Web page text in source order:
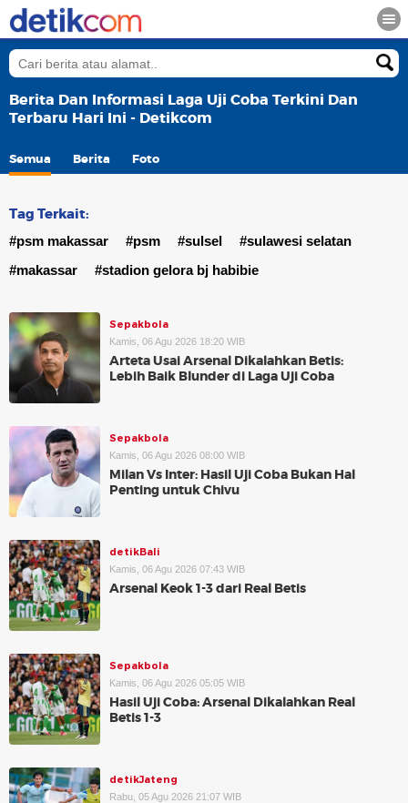
Berita Dan Informasi Laga Uji Coba Terkini Dan
Terbaru Hari Ini - Detikcom
Semua Berita Foto
Tag Terkait:
#psm makassar #psm #sulsel
#sulawesi selatan
#makassar
#stadion gelora bj habibie
Sepakbola
Kamis, 06 Agu 2026 18:20 WIB
Arteta Usai Arsenal Dikalahkan Betis:
Lebih Baik Blunder di Laga Uji Coba
Sepakbola
Kamis, 06 Agu 2026 08:00 WIB
Milan Vs Inter: Hasil Uji Coba Bukan Hal
Penting untuk Chivu
detikBali
Kamis, 06 Agu 2026 07:43 WIB
Arsenal Keok 1-3 dari Real Betis
Sepakbola
Kamis, 06 Agu 2026 05:05 WIB
Hasil Uji Coba: Arsenal Dikalahkan Real
Betis 1-3
detikJateng
Rabu, 05 Agu 2026 21:07 WIB